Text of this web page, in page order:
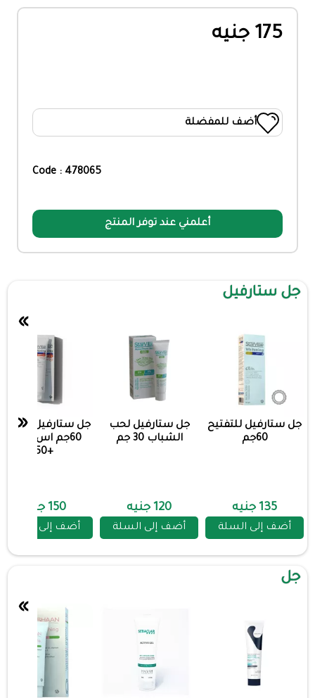
175 جنيه
أضف للمفضلة
Code : 478065
أعلمني عند توفر المنتج
جل ستارفيل
جل ستارفيل للتفتيح
60جم
135 جنيه
أضف إلى السلة
جل ستارفيل لحب
الشباب 30 جم
120 جنيه
أضف إلى السلة
جل ستارفيل
60جم اس بي اف
+50
150 جنيه
أضف إلى السلة
»
«
جل
»